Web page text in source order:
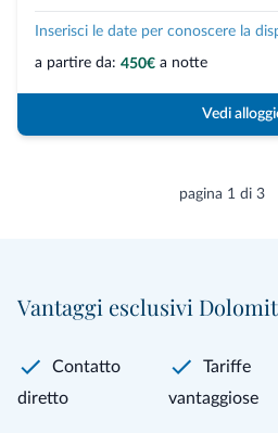
Inserisci le date per conoscere la
a partire da: 450€ a notte
Vedi
pagina 1 di 3
Vantaggi esclusivi
Contatto
diretto
Tariffe
vantaggiose